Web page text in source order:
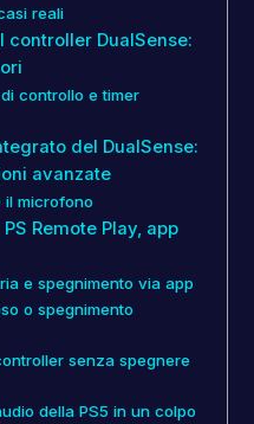
reali
controller DualSense:
controllo e timer
del DualSense:
avanzate
il microfono
Remote Play, app
e spegnimento via app
o spegnimento
senza spegnere
della PS5 in un colpo